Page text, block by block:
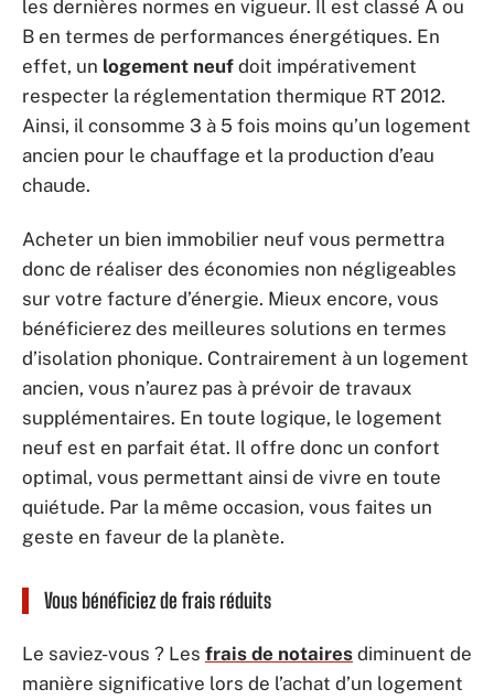
les dernières normes en vigueur. Il est classé A ou
B en termes de performances énergétiques. En
effet, un logement neuf doit impérativement
respecter la réglementation thermique RT 2012.
Ainsi, il consomme 3 à 5 fois moins qu’un logement
ancien pour le chauffage et la production d’eau
chaude.
Acheter un bien immobilier neuf vous permettra
donc de réaliser des économies non négligeables
sur votre facture d’énergie. Mieux encore, vous
bénéficierez des meilleures solutions en termes
d’isolation phonique. Contrairement à un logement
ancien, vous n’aurez pas à prévoir de travaux
supplémentaires. En toute logique, le logement
neuf est en parfait état. Il offre donc un confort
optimal, vous permettant ainsi de vivre en toute
quiétude. Par la même occasion, vous faites un
geste en faveur de la planète.
Vous bénéficiez de frais réduits
Le saviez-vous ? Les frais de notaires diminuent de
manière significative lors de l’achat d’un logement